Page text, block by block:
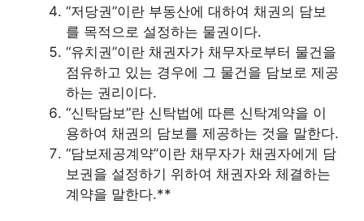
“저당권”이란 부동산에 대하여 채권의 담보
를 목적으로 설정하는 물권이다.
“유치권”이란 채권자가 채무자로부터 물건을
점유하고 있는 경우에 그 물건을 담보로 제공
하는 권리이다.
“신탁담보”란 신탁법에 따른 신탁계약을 이
용하여 채권의 담보를 제공하는 것을 말한다.
“담보제공계약”이란 채무자가 채권자에게 담
보권을 설정하기 위하여 채권자와 체결하는
계약을 말한다.**